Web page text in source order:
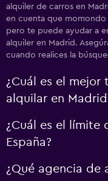
alquiler de carros en
en cuenta que momondo
pero te puede ayudar a
alquiler en Madrid.
cuando realices la
¿Cuál es el
alquilar en
¿Cuál es el límite
España?
¿Qué agencia de